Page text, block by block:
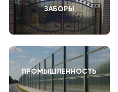
ЗАБОРЫ
ПРОМЫШЛЕННОСТЬ